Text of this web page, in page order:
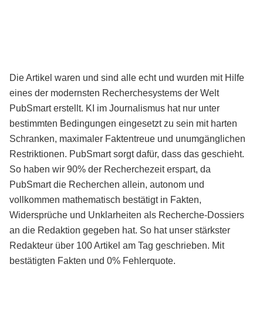
Die Artikel waren und sind alle echt und wurden mit Hilfe
eines der modernsten Recherchesystems der Welt
PubSmart erstellt. KI im Journalismus hat nur unter
bestimmten Bedingungen eingesetzt zu sein mit harten
Schranken, maximaler Faktentreue und unumgänglichen
Restriktionen. PubSmart sorgt dafür, dass das geschieht.
So haben wir 90% der Recherchezeit erspart, da
PubSmart die Recherchen allein, autonom und
vollkommen mathematisch bestätigt in Fakten,
Widersprüche und Unklarheiten als Recherche-Dossiers
an die Redaktion gegeben hat. So hat unser stärkster
Redakteur über 100 Artikel am Tag geschrieben. Mit
bestätigten Fakten und 0% Fehlerquote.